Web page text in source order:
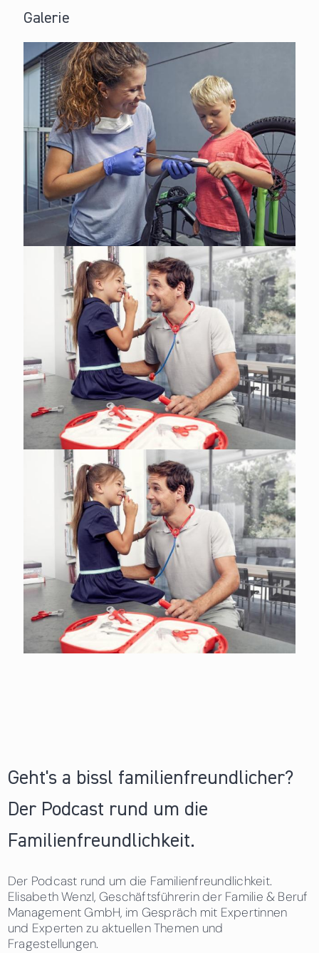
Galerie
Geht's a bissl familienfreundlicher?
Der Podcast rund um die
Familienfreundlichkeit.
Der Podcast rund um die Familienfreundlichkeit.
Elisabeth Wenzl, Geschäftsführerin der Familie & Beruf
Management GmbH, im Gespräch mit Expertinnen
und Experten zu aktuellen Themen und
Fragestellungen.